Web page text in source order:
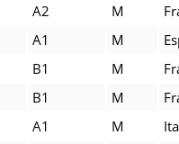
A2 M
A1 M
B1 M
B1 M
A1 M